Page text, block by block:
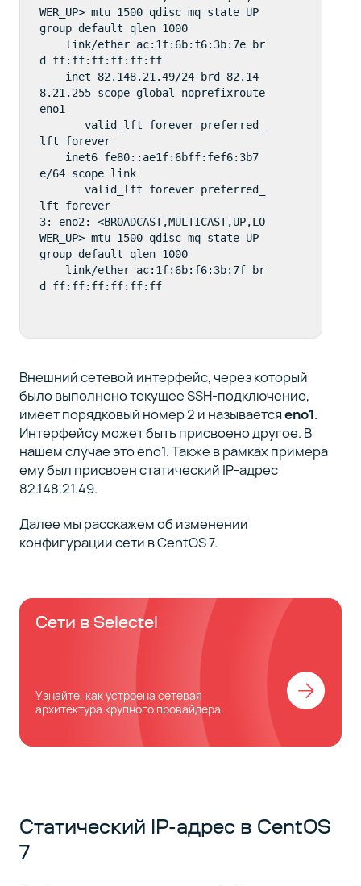
WER_UP> mtu 1500 qdisc mq state UP
group default qlen 1000
d ff:ff:ff:ff:ff:ff
8.21.255 scope global noprefixroute
eno1
lft forever
e/64 scope link
lft forever
3: eno2: <BROADCAST,MULTICAST,UP,LO
WER_UP> mtu 1500 qdisc mq state UP
group default qlen 1000
d ff:ff:ff:ff:ff:ff
Внешний сетевой интерфейс, через который
было выполнено текущее SSH-подключение,
имеет порядковый номер 2 и называетсяeno1.
Интерфейсу может быть присвоено другое. В
нашем случае это eno1. Также в рамках примера
ему был присвоен статический IP-адрес
82.148.21.49.
Далее мы расскажем об изменении
конфигурации сети в CentOS 7.
Сети в Selectel
Узнайте, как устроена сетевая
архитектура крупного провайдера.
Статический IP-адрес в CentOS
7